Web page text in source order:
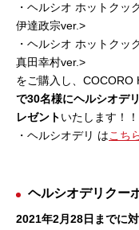
・ヘルシオ ホットクッ
伊達政宗ver.>
・ヘルシオ ホットクッ
真田幸村ver.>
をご購入し、COCORO
で30名様にヘルシオデ
レゼントいたします！！
・ヘルシオデリ はこち
ヘルシオデリクー
2021年2月28日までに